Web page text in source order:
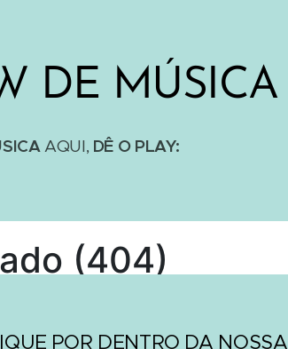
DE MÚSICA
AQUI, DÊ O PLAY:
POR DENTRO DA NOSSA